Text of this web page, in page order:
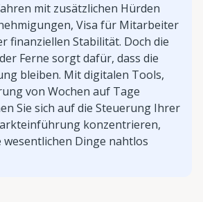
mit zusätzlichen Hürden
Visa für Mitarbeiter
finanziellen Stabilität. Doch die
Ferne sorgt dafür, dass die
bleiben. Mit digitalen Tools,
von Wochen auf Tage
Sie sich auf die Steuerung Ihrer
konzentrieren,
wesentlichen Dinge nahtlos